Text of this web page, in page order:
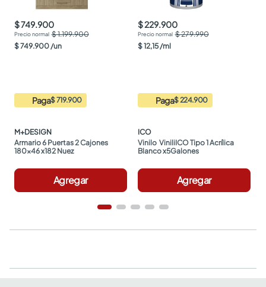
$ 749.900
$ 1.199.900
$749.900 /un
Paga$ 719.900
M+DESIGN
Armario 6 Puertas 2 Cajones
180x46 x182 Nuez
Agregar
$ 229.900
$ 279.990
$12,15 /ml
Paga$ 224.900
ICO
Vinilo  ViniliICO Tipo 1 Acrílica
Blanco x5Galones
Agregar